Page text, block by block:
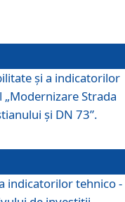
şi a indicatorilor
Strada
și DN 73”.
indicatorilor tehnico -